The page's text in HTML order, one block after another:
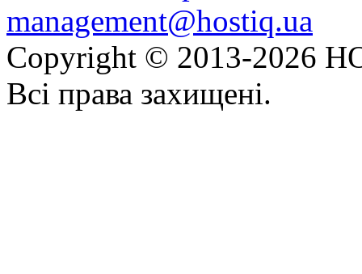
management@hostiq.ua
Copyright © 2013-2026
Всі права захищені.